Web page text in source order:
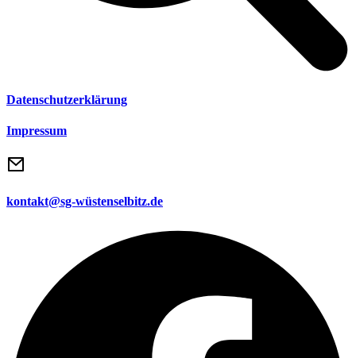
Datenschutzerklärung
Impressum
kontakt@sg-wüstenselbitz.de